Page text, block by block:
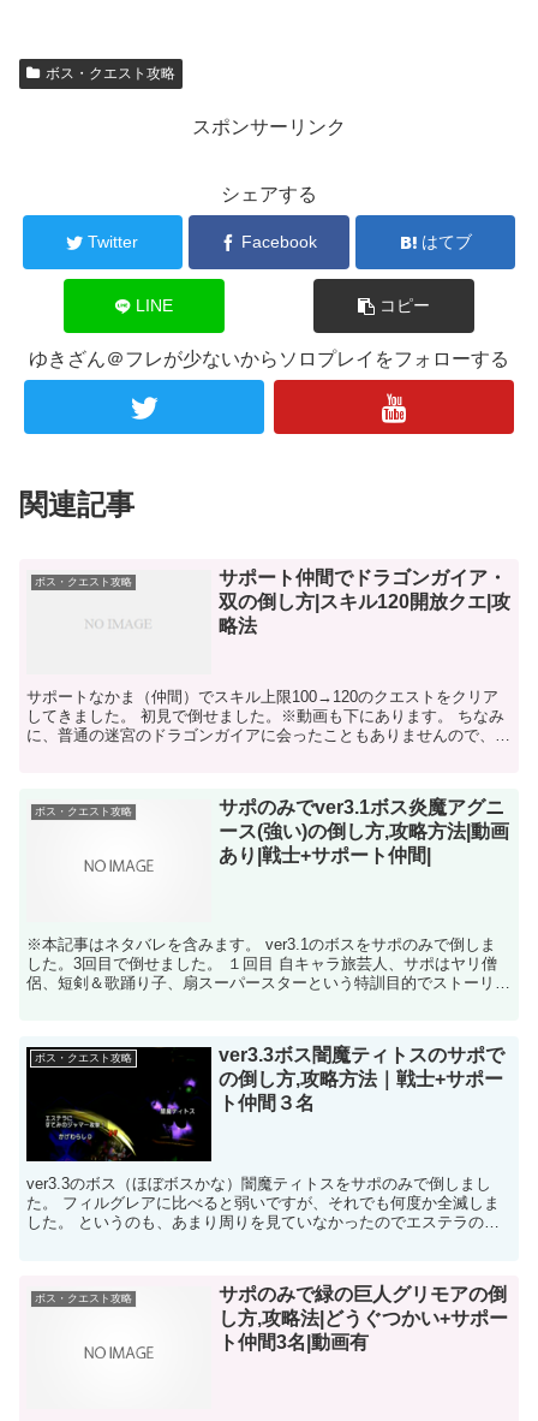
ボス・クエスト攻略
スポンサーリンク
シェアする
Twitter Facebook はてブ
LINE コピー
ゆきざん＠フレが少ないからソロプレイをフォローする
関連記事
ボス・クエスト攻略
サポート仲間でドラゴンガイア・
双の倒し方|スキル120開放クエ|攻
略法
サポートなかま（仲間）でスキル上限100→120のクエストをクリア
してきました。 初見で倒せました。※動画も下にあります。 ちなみ
に、普通の迷宮のドラゴンガイアに会ったこともありませんので、龍
ボス・クエスト攻略
サポのみでver3.1ボス炎魔アグニ
ース(強い)の倒し方,攻略方法|動画
あり|戦士+サポート仲間|
※本記事はネタバレを含みます。 ver3.1のボスをサポのみで倒しま
した。3回目で倒せました。 １回目 自キャラ旅芸人、サポはヤリ僧
侶、短剣＆歌踊り子、扇スーパースターという特訓目的でストーリー
ボス・クエスト攻略
ver3.3ボス闇魔ティトスのサポで
の倒し方,攻略方法｜戦士+サポー
ト仲間３名
ver3.3のボス（ほぼボスかな）闇魔ティトスをサポのみで倒しまし
た。 フィルグレアに比べると弱いですが、それでも何度か全滅しま
した。 というのも、あまり周りを見ていなかったのでエステラの
ボス・クエスト攻略
サポのみで緑の巨人グリモアの倒
し方,攻略法|どうぐつかい+サポー
ト仲間3名|動画有